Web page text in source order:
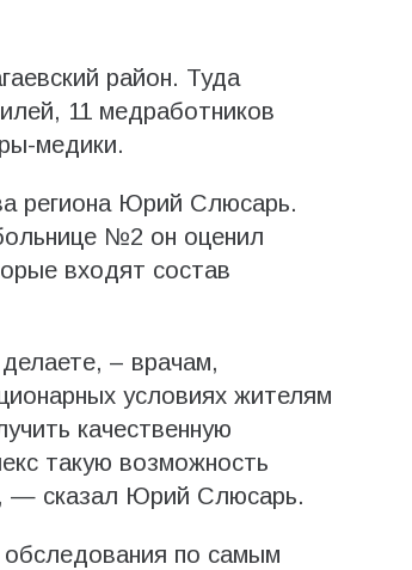
район. Туда
11 медработников
медики.
региона Юрий Слюсарь.
№2 он оценил
входят состав
– врачам,
условиях жителям
качественную
такую возможность
— сказал Юрий Слюсарь.
по самым